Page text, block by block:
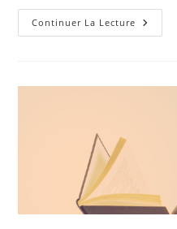
Continuer La Lecture